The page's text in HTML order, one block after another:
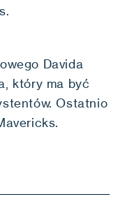
Davida
który ma być
Ostatnio